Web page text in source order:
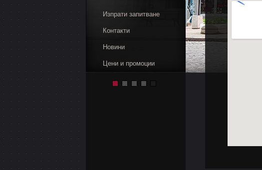
Изпрати запитване
Контакти
Новини
Цени и промоции